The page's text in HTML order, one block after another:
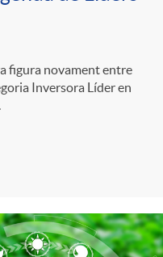
figura novament entre
Inversora Líder en